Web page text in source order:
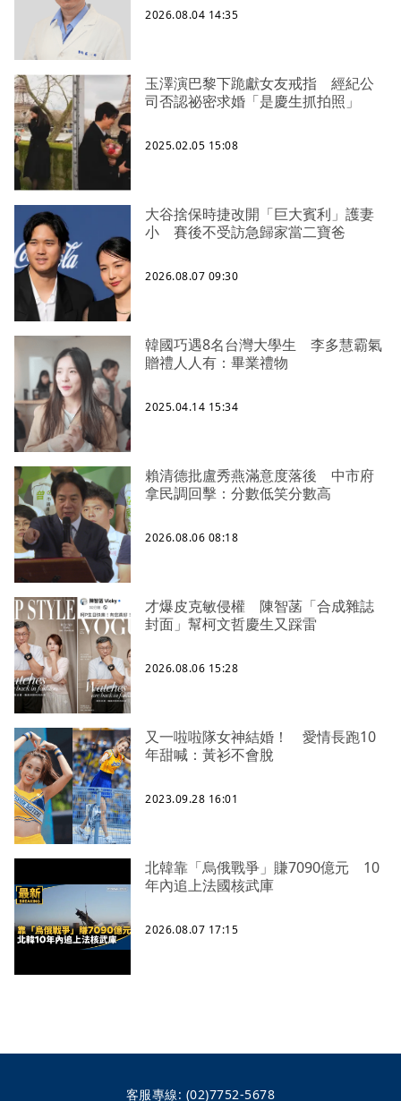
2026.08.04 14:35
玉澤演巴黎下跪獻女友戒指 經紀公
司否認祕密求婚「是慶生抓拍照」
2025.02.05 15:08
大谷捨保時捷改開「巨大賓利」護妻
小 賽後不受訪急歸家當二寶爸
2026.08.07 09:30
韓國巧遇8名台灣大學生 李多慧霸氣
贈禮人人有：畢業禮物
2025.04.14 15:34
賴清德批盧秀燕滿意度落後 中市府
拿民調回擊：分數低笑分數高
2026.08.06 08:18
才爆皮克敏侵權 陳智菡「合成雜誌
封面」幫柯文哲慶生又踩雷
2026.08.06 15:28
又一啦啦隊女神結婚！ 愛情長跑10
年甜喊：黃衫不會脫
2023.09.28 16:01
北韓靠「烏俄戰爭」賺7090億元 10
年內追上法國核武庫
2026.08.07 17:15
客服專線: (02)7752-5678